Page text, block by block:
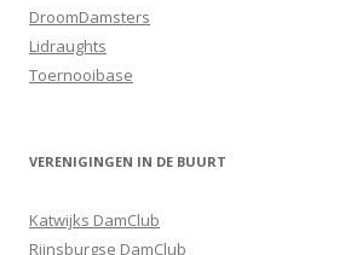
DroomDamsters
Lidraughts
Toernooibase
VERENIGINGEN IN DE BUURT
Katwijks DamClub
Rijnsburgse DamClub